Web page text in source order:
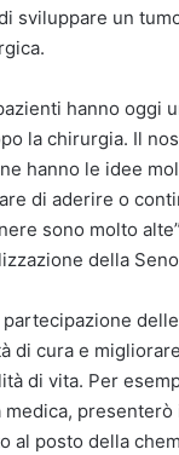
sviluppare un
hanno oggi
la chirurgia. Il
hanno le idee
di aderire o
sono molto
della
partecipazione
di cura e
di vita. Per
al posto della